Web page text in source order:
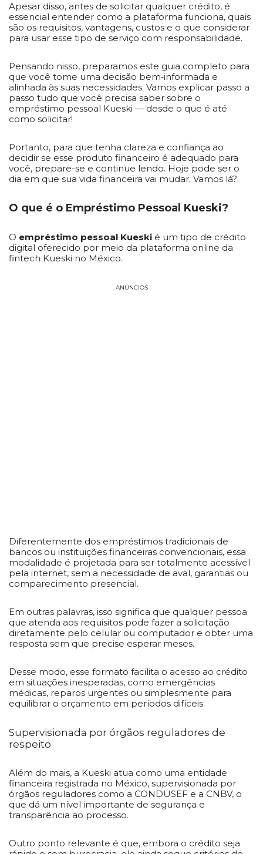
Apesar disso, antes de solicitar qualquer crédito, é
essencial entender como a plataforma funciona, quais
são os requisitos, vantagens, custos e o que considerar
para usar esse tipo de serviço com responsabilidade.
Pensando nisso, preparamos este guia completo para
que você tome uma decisão bem‑informada e
alinhada às suas necessidades. Vamos explicar passo a
passo tudo que você precisa saber sobre o
empréstimo pessoal Kueski — desde o que é até
como solicitar!
Portanto, para que tenha clareza e confiança ao
decidir se esse produto financeiro é adequado para
você, prepare-se e continue lendo. Hoje pode ser o
dia em que sua vida financeira vai mudar. Vamos lá?
O que é o Empréstimo Pessoal Kueski?
O empréstimo pessoal Kueski é um tipo de crédito
digital oferecido por meio da plataforma online da
fintech Kueski no México.
ANÚNCIOS
Diferentemente dos empréstimos tradicionais de
bancos ou instituições financeiras convencionais, essa
modalidade é projetada para ser totalmente acessível
pela internet, sem a necessidade de aval, garantias ou
comparecimento presencial.
Em outras palavras, isso significa que qualquer pessoa
que atenda aos requisitos pode fazer a solicitação
diretamente pelo celular ou computador e obter uma
resposta sem que precise esperar meses.
Desse modo, esse formato facilita o acesso ao crédito
em situações inesperadas, como emergências
médicas, reparos urgentes ou simplesmente para
equilibrar o orçamento em períodos difíceis.
Supervisionada por órgãos reguladores de
respeito
Além do mais, a Kueski atua como uma entidade
financeira registrada no México, supervisionada por
órgãos reguladores como a CONDUSEF e a CNBV, o
que dá um nível importante de segurança e
transparência ao processo.
Outro ponto relevante é que, embora o crédito seja